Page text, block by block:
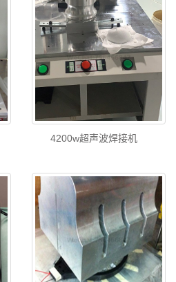
4200w超声波焊接机